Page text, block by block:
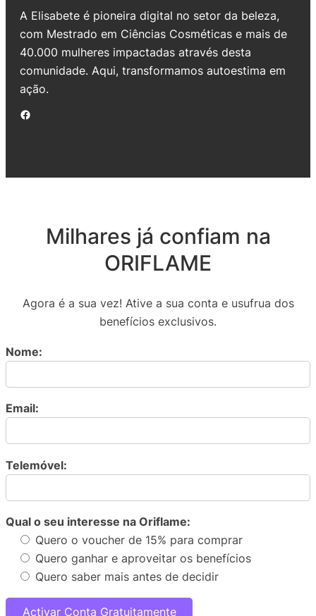
A Elisabete é pioneira digital no setor da beleza,
com Mestrado em Ciências Cosméticas e mais de
40.000 mulheres impactadas através desta
comunidade. Aqui, transformamos autoestima em
ação.
Facebook
Milhares já confiam na
ORIFLAME
Agora é a sua vez! Ative a sua conta e usufrua dos
benefícios exclusivos.
Nome:
Email:
Telemóvel:
Qual o seu interesse na Oriflame:
Quero o voucher de 15% para comprar
Quero ganhar e aproveitar os benefícios
Quero saber mais antes de decidir